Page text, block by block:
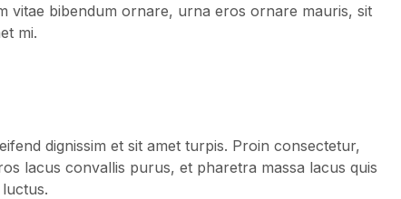
vitae bibendum ornare, urna eros ornare mauris, sit
mi.
dignissim et sit amet turpis. Proin consectetur,
lacus convallis purus, et pharetra massa lacus quis